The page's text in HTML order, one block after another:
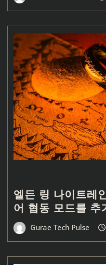
엘든 링 나이트레
어 협동 모드를 추
Gurae Tech Pulse